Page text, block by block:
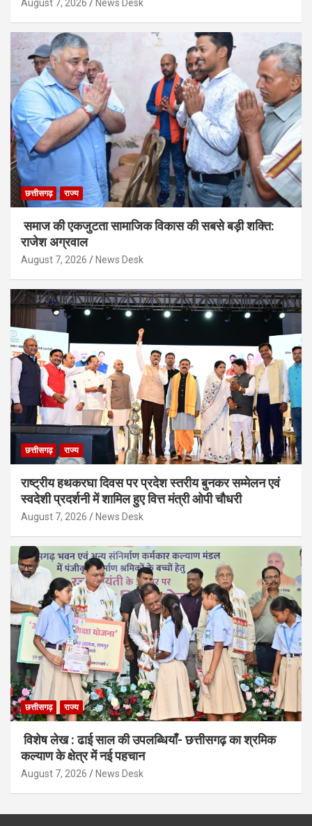
August 7, 2026 News Desk
छत्तीसगढ़ राज्य
समाज की एकजुटता सामाजिक विकास की सबसे बड़ी शक्ति:
राजेश अग्रवाल
August 7, 2026 News Desk
छत्तीसगढ़ राज्य
राष्ट्रीय हथकरघा दिवस पर प्रदेश स्तरीय बुनकर सम्मेलन एवं
स्वदेशी प्रदर्शनी में शामिल हुए वित्त मंत्री ओपी चौधरी
August 7, 2026 News Desk
छत्तीसगढ़ राज्य
विशेष लेख : ढाई साल की उपलब्धियाँ- छत्तीसगढ़ का श्रमिक
कल्याण के क्षेत्र में नई पहचान
August 7, 2026 News Desk